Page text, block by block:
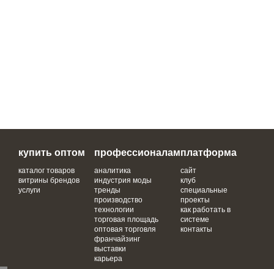
купить оптом
каталог товаров
витрины брендов
услуги
профессионалам
аналитика
индустрия моды
тренды
производство
технологии
торговая площадь
оптовая торговля
франчайзинг
выставки
карьера
платформа
сайт
клуб
специальные
проекты
как работать в
системе
контакты